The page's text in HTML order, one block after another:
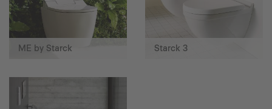
ME by Starck Starck 3